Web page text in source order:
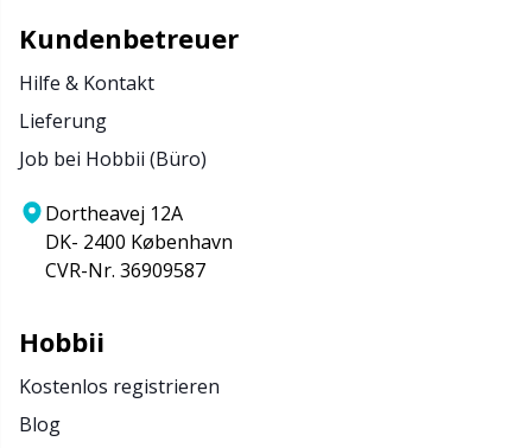
Kundenbetreuer
Hilfe & Kontakt
Lieferung
Job bei Hobbii (Büro)
Dortheavej 12A
DK- 2400 København
CVR-Nr. 36909587
Hobbii
Kostenlos registrieren
Blog